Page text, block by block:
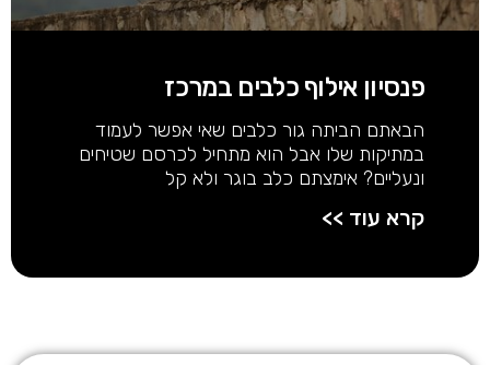
פנסיון אילוף כלבים במרכז
הבאתם הביתה גור כלבים שאי אפשר לעמוד
במתיקות שלו אבל הוא מתחיל לכרסם שטיחים
ונעליים? אימצתם כלב בוגר ולא קל
קרא עוד >>